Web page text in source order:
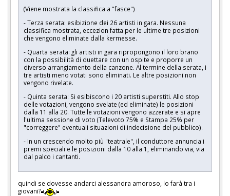
(Viene mostrata la classifica a "fasce")
- Terza serata: esibizione dei 26 artisti in gara. Nessuna
classifica mostrata, eccezion fatta per le ultime tre posizioni
che vengono eliminate dalla kermesse.
- Quarta serata: gli artisti in gara ripropongono il loro brano
con la possibilità di duettare con un ospite e proporre un
diverso arrangiamento della canzone. Al termine della serata, i
tre artisti meno votati sono eliminati. Le altre posizioni non
vengono rivelate.
- Quinta serata: Si esibiscono i 20 artisti superstiti. Allo stop
delle votazioni, vengono svelate (ed eliminate) le posizioni
dalla 11 alla 20. Tutte le votazioni vengono azzerate e si apre
l'ultima sessione di voto (Televoto 75% e Stampa 25% per
"correggere" eventuali situazioni di indecisione del pubblico).
- In un crescendo molto più "teatrale", il conduttore annuncia i
premi speciali e le posizioni dalla 10 alla 1, eliminando via, via
dal palco i cantanti.
quindi se dovesse andarci alessandra amoroso, lo farà tra i
giovani?